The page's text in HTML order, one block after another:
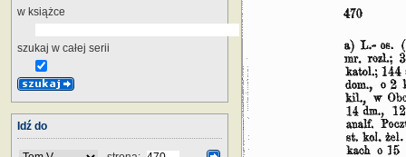
w książce
szukaj w całej serii
Idź do